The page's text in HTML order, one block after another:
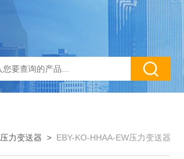
压力变送器 > EBY-KO-HHAA-EW压力变送器